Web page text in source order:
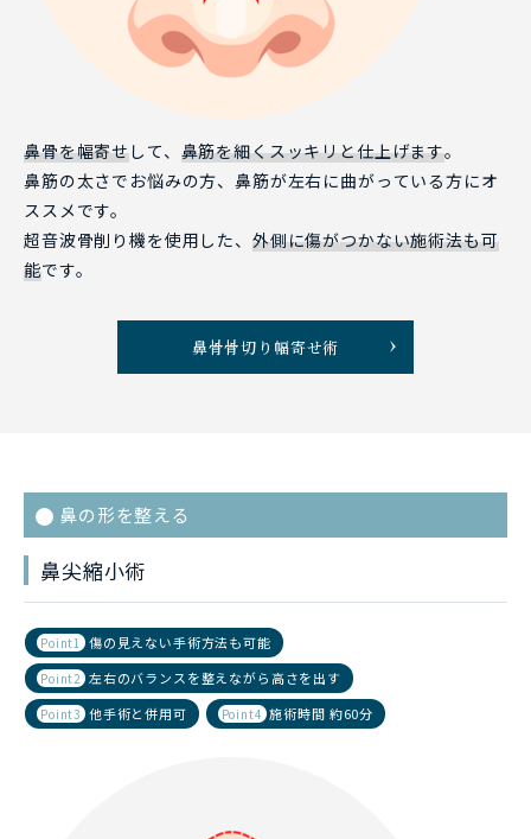
鼻骨を幅寄せして、 鼻筋を細くスッキリと仕上げます。
鼻筋の太さでお悩みの方、鼻筋が左右に曲がっている方にオ
ススメです。
超音波骨削り機を使用した、 外側に傷がつかない施術法も可
能です。
鼻骨骨切り幅寄せ術
鼻の形を整える
鼻尖縮小術
Point1 傷の見えない手術方法も可能
Point2 左右のバランスを整えながら高さを出す
Point3 他手術と併用可 Point4 施術時間 約60分